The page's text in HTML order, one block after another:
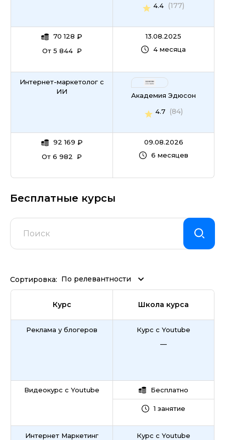
70 128 ₽
От 5 844 ₽
4.4 (177)
13.08.2025
4 месяца
Интернет-маркетолог с
ИИ
92 169 ₽
От 6 982 ₽
Академия Эдюсон
4.7
(84)
09.08.2026
6 месяцев
Бесплатные курсы
Сортировка: По релевантности
Курс Школа курса
Реклама у блогеров
Видеокурс с Youtube
Курс с Youtube
—
Бесплатно
1 занятие
Интернет Маркетинг
Курс с Youtube